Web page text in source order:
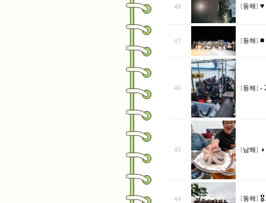
48 [동해] ♥
47 [동해] ■
46 [동해] -
45 [남해]
44 [동해]